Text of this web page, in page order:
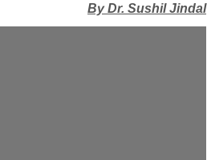
By Dr. Sushil Jindal